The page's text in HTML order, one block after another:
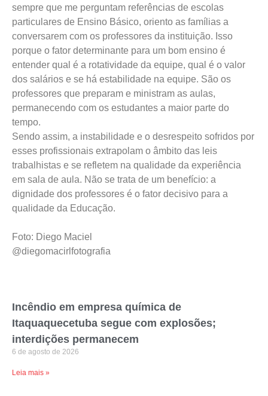
sempre que me perguntam referências de escolas
particulares de Ensino Básico, oriento as famílias a
conversarem com os professores da instituição. Isso
porque o fator determinante para um bom ensino é
entender qual é a rotatividade da equipe, qual é o valor
dos salários e se há estabilidade na equipe. São os
professores que preparam e ministram as aulas,
permanecendo com os estudantes a maior parte do
tempo.
Sendo assim, a instabilidade e o desrespeito sofridos por
esses profissionais extrapolam o âmbito das leis
trabalhistas e se refletem na qualidade da experiência
em sala de aula. Não se trata de um benefício: a
dignidade dos professores é o fator decisivo para a
qualidade da Educação.
Foto: Diego Maciel
@diegomacirlfotografia
Incêndio em empresa química de
Itaquaquecetuba segue com explosões;
interdições permanecem
6 de agosto de 2026
Leia mais »